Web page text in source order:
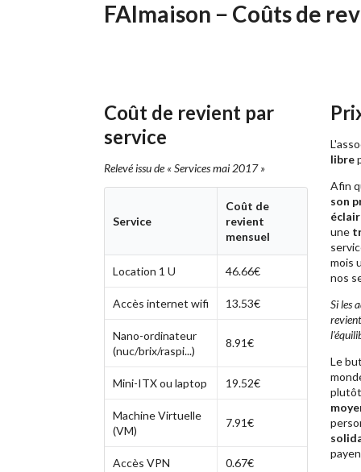
FAImaison − Coûts de
Coût de revient par
service
Relevé issu de « Services mai 2017 »
Service
Coût de
revient
mensuel
Location 1 U 46.66€
Accès internet wifi 13.53€
Nano-ordinateur
(nuc/brix/raspi...)
8.91€
Mini-ITX ou laptop 19.52€
Machine Virtuelle
(VM)
7.91€
Accès VPN 0.67€
libre
Afin
son
une
mois
nos
Si les
Le